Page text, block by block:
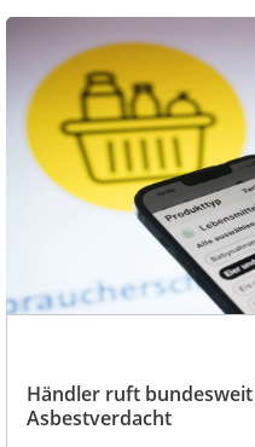
Händler ruft
Asbestverdacht